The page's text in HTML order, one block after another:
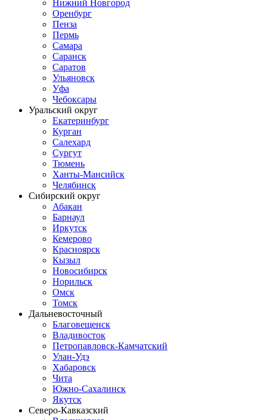
Нижний Новгород
Оренбург
Пенза
Пермь
Самара
Саранск
Саратов
Ульяновск
Уфа
Чебоксары
Уральский округ
Екатеринбург
Курган
Салехард
Сургут
Тюмень
Ханты-Мансийск
Челябинск
Сибирский округ
Абакан
Барнаул
Иркутск
Кемерово
Красноярск
Кызыл
Новосибирск
Норильск
Омск
Томск
Дальневосточный
Благовещенск
Владивосток
Петропавловск-Камчатский
Улан-Удэ
Хабаровск
Чита
Южно-Сахалинск
Якутск
Северо-Кавказский